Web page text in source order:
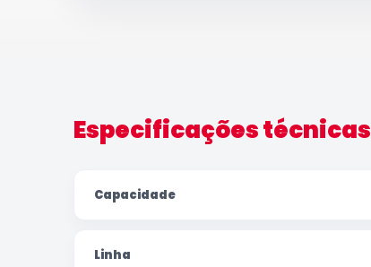
Especificações técnicas
Capacidade
Linha